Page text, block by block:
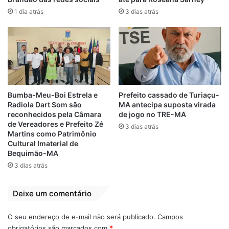
mas até o fechamento desta matéria não
Por Folha do Maranhão
Carlos Brandão Eliziane Gama
Larissa Brandão Senado Treta
1 dia atrás 3 dias atrás
Bumba-Meu-Boi Estrela e
Radiola Dart Som são
reconhecidos pela Câmara
de Vereadores e Prefeito Zé
Martins como Patrimônio
Cultural Imaterial de
Bequimão-MA
3 dias atrás
Prefeito cassado de Turiaçu-
MA antecipa suposta virada
de jogo no TRE-MA
3 dias atrás
Deixe um comentário
O seu endereço de e-mail não será publicado. Campos